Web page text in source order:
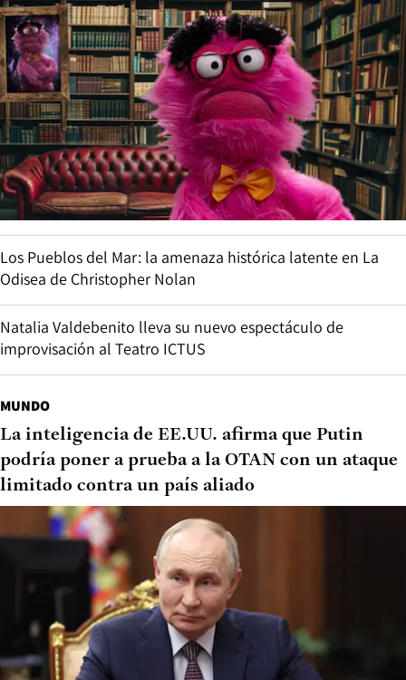
Los Pueblos del Mar: la amenaza histórica latente en La
Odisea de Christopher Nolan
Natalia Valdebenito lleva su nuevo espectáculo de
improvisación al Teatro ICTUS
MUNDO
La inteligencia de EE.UU. afirma que Putin
podría poner a prueba a la OTAN con un ataque
limitado contra un país aliado